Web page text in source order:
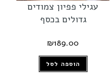
עגילי פפיון צמודים
גדולים בכסף
₪189.00
הוספה לסל